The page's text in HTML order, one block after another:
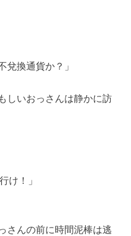
兌換通貨か？」
しいおっさんは静かに訪
け！」
さんの前に時間泥棒は逃